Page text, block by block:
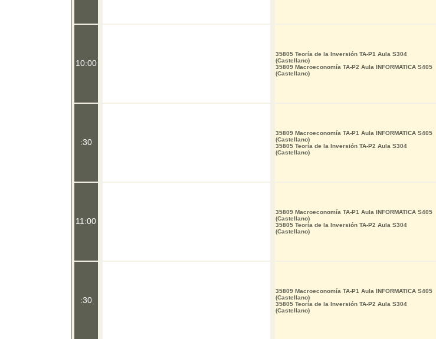
10:00
:30
11:00
:30
35805 Teoría de la Inversión TA-P1 Aula S304
(Castellano)
35809 Macroeconomía TA-P2 Aula INFORMATICA S405
(Castellano)
35809 Macroeconomía TA-P1 Aula INFORMATICA S405
(Castellano)
35805 Teoría de la Inversión TA-P2 Aula S304
(Castellano)
35809 Macroeconomía TA-P1 Aula INFORMATICA S405
(Castellano)
35805 Teoría de la Inversión TA-P2 Aula S304
(Castellano)
35809 Macroeconomía TA-P1 Aula INFORMATICA S405
(Castellano)
35805 Teoría de la Inversión TA-P2 Aula S304
(Castellano)